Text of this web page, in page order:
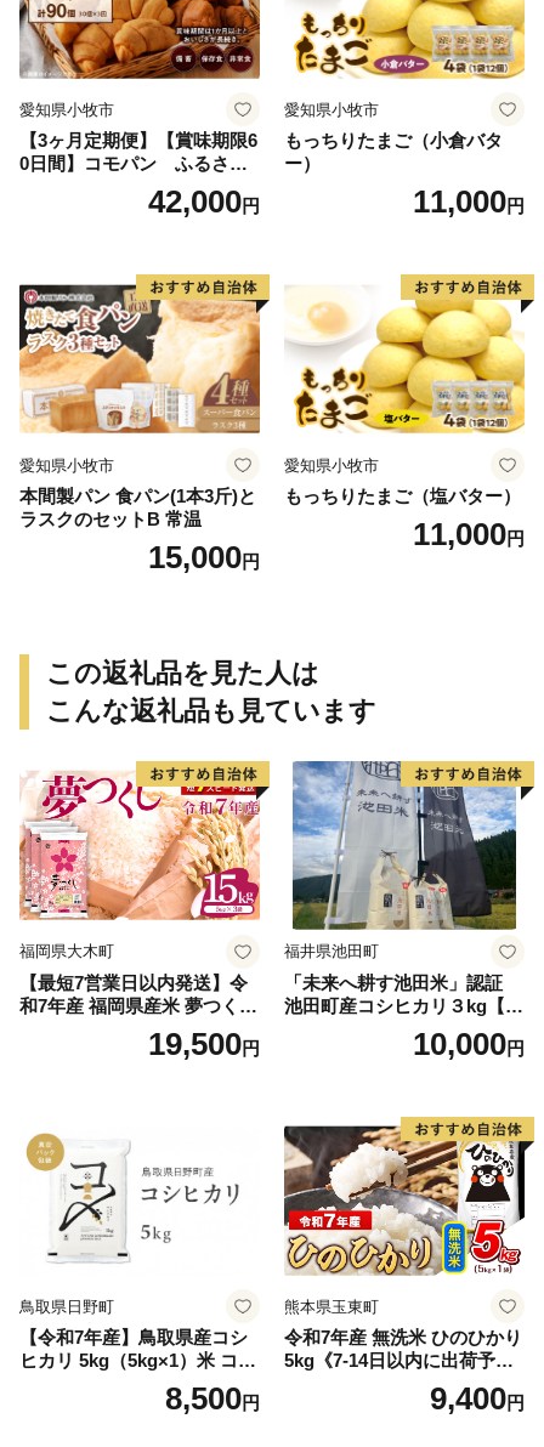
愛知県小牧市
【3ヶ月定期便】【賞味期限6
0日間】コモパン ふるさと
クロワッサンセット（計90
個）／災害用備蓄 保存食 非
42,000円
愛知県小牧市
もっちりたまご（小倉バタ
ー）
11,000円
愛知県小牧市
本間製パン 食パン(1本3斤)と
ラスクのセットB 常温
15,000円
愛知県小牧市
もっちりたまご（塩バター）
11,000円
この返礼品を見た人は
こんな返礼品も見ています
福岡県大木町
【最短7営業日以内発送】令
和7年産 福岡県産米 夢つくし
15kg 精米 ※北海道・沖縄・
19,500円
福井県池田町
「未来へ耕す池田米」認証
池田町産コシヒカリ３kg【お
1人様につき３セットまで】
10,000円
鳥取県日野町
【令和7年産】鳥取県産コシ
ヒカリ 5kg（5kg×1）米 コシ
ヒカリ こしひかり お米 白米
精米 5キロ おこめ こめ コメ
8,500円
熊本県玉東町
令和7年産 無洗米 ひのひかり
5kg《7-14日以内に出荷予定
(土日祝除く)》コメ 米 無洗米
高レビュー｜人気米 熊本県
9,400円